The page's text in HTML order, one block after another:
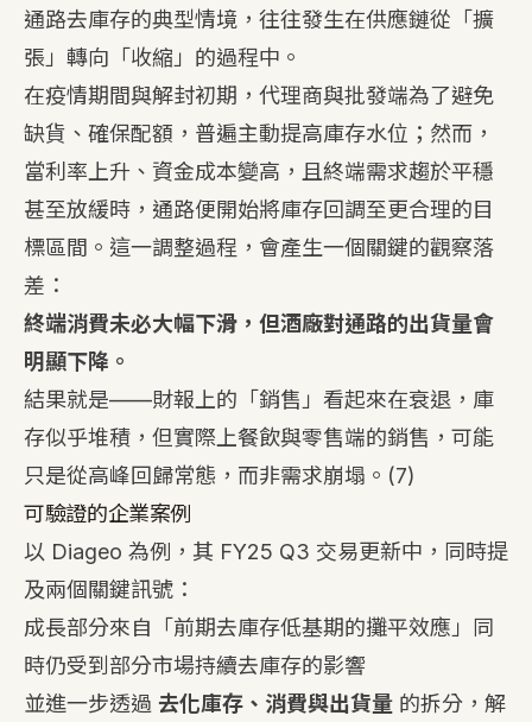
通路去庫存的典型情境，往往發生在供應鏈從「擴
張」轉向「收縮」的過程中。
在疫情期間與解封初期，代理商與批發端為了避免
缺貨、確保配額，普遍主動提高庫存水位；然而，
當利率上升、資金成本變高，且終端需求趨於平穩
甚至放緩時，通路便開始將庫存回調至更合理的目
標區間。這一調整過程，會產生一個關鍵的觀察落
差：
終端消費未必大幅下滑，但酒廠對通路的出貨量會
明顯下降。
結果就是——財報上的「銷售」看起來在衰退，庫
存似乎堆積，但實際上餐飲與零售端的銷售，可能
只是從高峰回歸常態，而非需求崩塌。 (7)
可驗證的企業案例
以 Diageo 為例，其 FY25 Q3 交易更新中，同時提
及兩個關鍵訊號：
成長部分來自「前期去庫存低基期的攤平效應」同
時仍受到部分市場持續去庫存的影響
並進一步透過 去化庫存、消費與出貨量 的拆分，解